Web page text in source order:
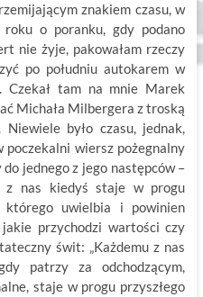
znakiem czasu, w
o poranku, gdy podano
nie żyje, pakowałam rzeczy
po południu autokarem w
Czekał tam na mnie Marek
Michała Milbergera z troską
było czasu, jednak,
poczekalni wiersz pożegnalny
jednego z jego następców –
z nas kiedyś staje w progu
którego uwielbia i powinien
przychodzi wartości czy
świt: „Każdemu z nas
patrzy za odchodzącym,
staje w progu przyszłego